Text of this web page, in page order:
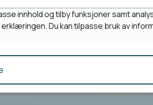
innhold og tilby funksjoner samt
Du kan tilpasse bruk av